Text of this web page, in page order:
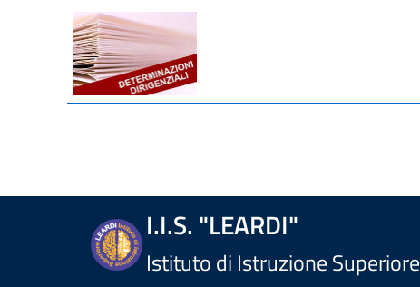
I.I.S. "LEARDI"
Istituto di Istruzione Superiore